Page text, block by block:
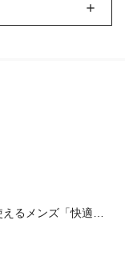
るメンズ「快適ウ